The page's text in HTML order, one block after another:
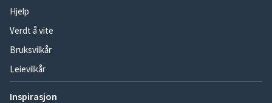
Hjelp
Verdt å vite
Bruksvilkår
Leievilkår
Inspirasjon